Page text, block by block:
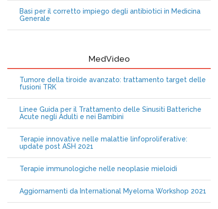
Basi per il corretto impiego degli antibiotici in Medicina
Generale
MedVideo
Tumore della tiroide avanzato: trattamento target delle
fusioni TRK
Linee Guida per il Trattamento delle Sinusiti Batteriche
Acute negli Adulti e nei Bambini
Terapie innovative nelle malattie linfoproliferative:
update post ASH 2021
Terapie immunologiche nelle neoplasie mieloidi
Aggiornamenti da International Myeloma Workshop 2021